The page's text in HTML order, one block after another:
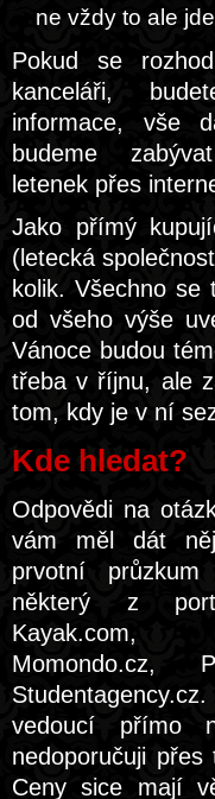
ne vždy to ale
Pokud se
kanceláři,
informace, vše
budeme
letenek přes
Jako přímý
(letecká
kolik. Všechno
od všeho výše
Vánoce budou
třeba v říjnu, ale
tom, kdy je v ní
Kde hledat?
Odpovědi na
vám měl dát
prvotní
některý z
Kayak.com,
Momondo.cz,
vedoucí přímo
nedoporučuji
Ceny sice mají